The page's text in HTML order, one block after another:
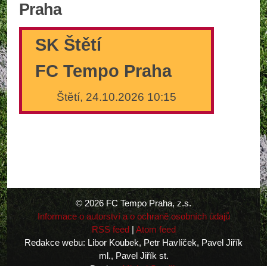
Praha
SK Štětí
FC Tempo Praha
Štětí, 24.10.2026 10:15
© 2026 FC Tempo Praha, z.s.
Informace o autorství a o ochraně osobních údajů
RSS feed| Atom feed
Redakce webu: Libor Koubek, Petr Havlíček, Pavel Jiřík
ml., Pavel Jiřík st.